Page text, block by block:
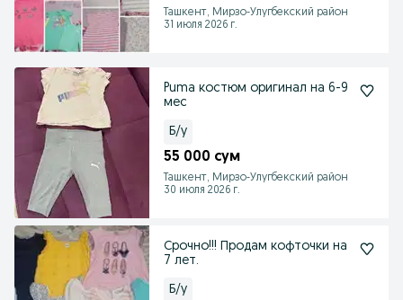
Ташкент, Мирзо-Улугбекский район
31 июля 2026 г.
Puma костюм оригинал на 6-9
мес
Б/у
55 000 сум
Ташкент, Мирзо-Улугбекский район
30 июля 2026 г.
Срочно!!! Продам кофточки на
7 лет.
Б/у